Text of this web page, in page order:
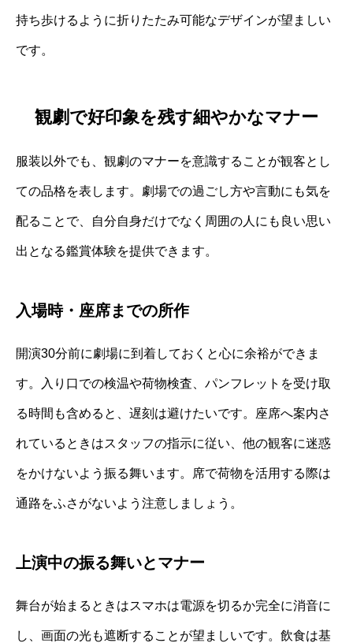
持ち歩けるように折りたたみ可能なデザインが望ましい
です。
観劇で好印象を残す細やかなマナー
服装以外でも、観劇のマナーを意識することが観客とし
ての品格を表します。劇場での過ごし方や言動にも気を
配ることで、自分自身だけでなく周囲の人にも良い思い
出となる鑑賞体験を提供できます。
入場時・座席までの所作
開演30分前に劇場に到着しておくと心に余裕ができま
す。入り口での検温や荷物検査、パンフレットを受け取
る時間も含めると、遅刻は避けたいです。座席へ案内さ
れているときはスタッフの指示に従い、他の観客に迷惑
をかけないよう振る舞います。席で荷物を活用する際は
通路をふさがないよう注意しましょう。
上演中の振る舞いとマナー
舞台が始まるときはスマホは電源を切るか完全に消音に
し、画面の光も遮断することが望ましいです。飲食は基